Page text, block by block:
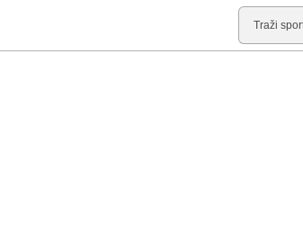
Pretraga